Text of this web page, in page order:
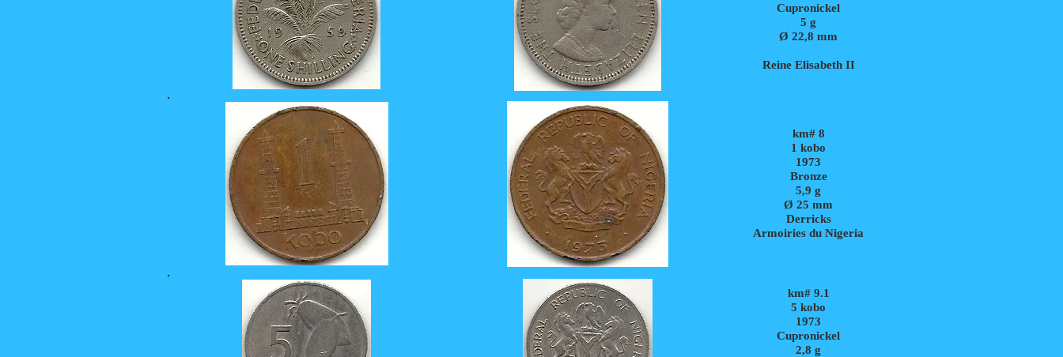
Cupronickel
5 g
Ø 22,8 mm
Reine Elisabeth II
km# 8
1 kobo
1973
Bronze
5,9 g
Ø 25 mm
Derricks
Armoiries du Nigeria
km# 9.1
5 kobo
1973
Cupronickel
2,8 g